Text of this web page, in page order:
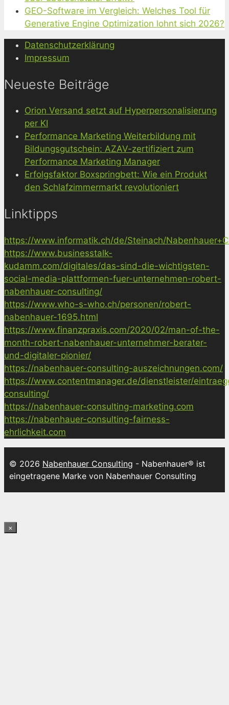
GEO-Software im Vergleich: Welches Tool für
Generative Engine Optimization lohnt sich 2026?
Datenschutzerklärung
Impressum
Neueste Beiträge
Orion Versand setzt auf Hyperpersonalisierung
per KI
Performance Marketing Weiterbildung mit
Bildungsgutschein: AZAV-zertifiziert zum
Performance Marketing Manager
Erfolgsfaktor Boxspringbett: Wie ein Produkt
den Schlafzimmermarkt revolutioniert
Linktipps
https://www.informatik.ch/de/Steinach/
https://www.businesstalk-
kudamm.com/digitales/das-sind-die-wichtigsten-
social-media-plattformen-fuer-unternehmen-robert-
nabenhauer-consulting/
https://www.who-s-who.ch/personen/robert-
nabenhauer-1695.html
https://www.finanzpraxis.com/2020/02/man-of-the-
month-robert-nabenhauer-unternehmer-berater-
und-digitaler-pionier/
https://nabenhauer-consulting-auszeichnungen.com/
https://www.contentmanager.de/dienstleister/
consulting/
https://nabenhauer-consulting-marketing.com
https://nabenhauer-consulting-fairness-
ehrlichkeit.com
© 2026 Nabenhauer Consulting - Nabenhauer® ist
eingetragene Marke von Nabenhauer Consulting
×